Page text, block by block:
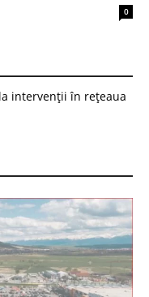
0
intervenții în rețeaua